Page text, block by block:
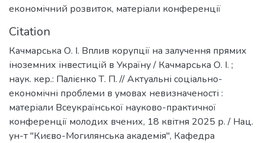
економічний розвиток, матеріали конференції
Citation
Качмарська О. І. Вплив корупції на залучення прямих
іноземних інвестицій в Україну / Качмарська О. І. ;
наук. кер.: Палієнко Т. П. // Актуальні соціально-
економічні проблеми в умовах невизначеності :
матеріали Всеукраїнської науково-практичної
конференції молодих вчених, 18 квітня 2025 р. / Нац.
ун-т "Києво-Могилянська академія", Кафедра